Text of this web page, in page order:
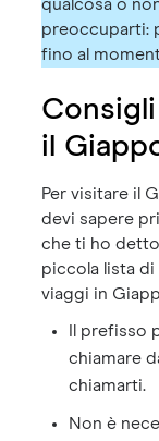
qualcosa o
preoccuparti:
fino al
il
Per visitare il
devi sapere
che ti ho
piccola lista
viaggi in
Il prefisso
chiamare
chiamarti.
Non è